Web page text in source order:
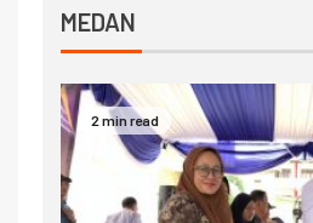
MEDAN
2 min read